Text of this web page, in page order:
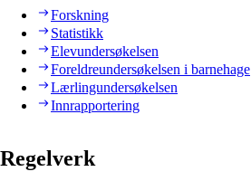
Forskning
Statistikk
Elevundersøkelsen
Foreldreundersøkelsen i barnehage
Lærlingundersøkelsen
Innrapportering
Regelverk